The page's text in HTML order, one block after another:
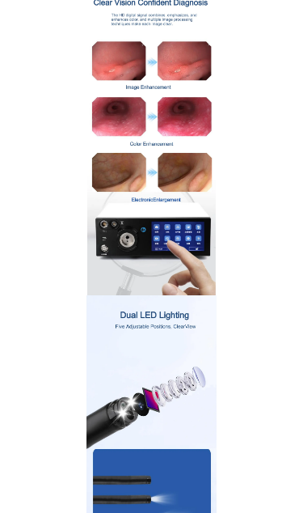
> 이비인후과용 이경 (작업 채널)
> 이비인후과용 이경 (반유연성)
> USB 유연 내시경 (2.5mm)
> USB 유연 내시경 (5.2mm)
> USB 경성 내시경 (5.0mm)
액세서리 및 소모품
> 이비인후과 및 관절경